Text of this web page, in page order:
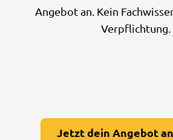
Angebot an. Kein
Verpflichtung.
Jetzt dein Angebot